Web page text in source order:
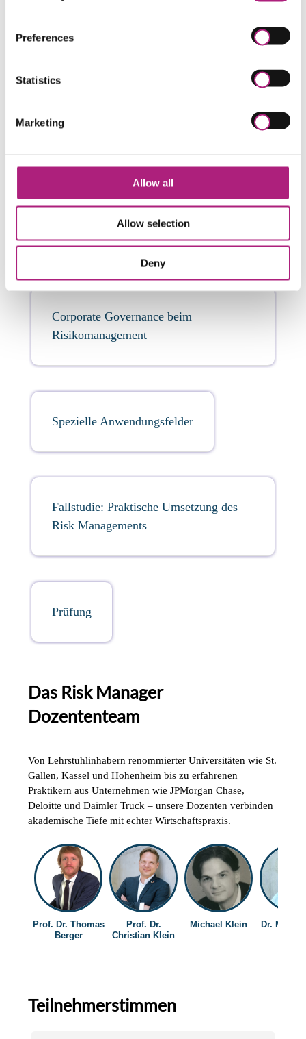
Preferences
Statistics
Marketing
Allow all
Allow selection
Deny
Simulationssoftware
Risikobewältigung und Versicherungen,
Corporate Governance beim
Risikomanagement
Spezielle Anwendungsfelder
Fallstudie: Praktische Umsetzung des
Risk Managements
Prüfung
Das Risk Manager
Dozententeam
Von Lehrstuhlinhabern renommierter Universitäten wie St.
Gallen, Kassel und Hohenheim bis zu erfahrenen
Praktikern aus Unternehmen wie JPMorgan Chase,
Deloitte und Daimler Truck – unsere Dozenten verbinden
akademische Tiefe mit echter Wirtschaftspraxis.
Prof. Dr. Thomas
Berger
Prof. Dr.
Christian Klein
Michael Klein Dr.
Teilnehmerstimmen